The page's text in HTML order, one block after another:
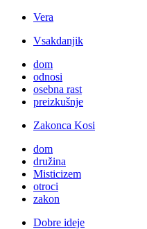
Vera
Vsakdanjik
dom
odnosi
osebna rast
preizkušnje
Zakonca Kosi
dom
družina
Misticizem
otroci
zakon
Dobre ideje